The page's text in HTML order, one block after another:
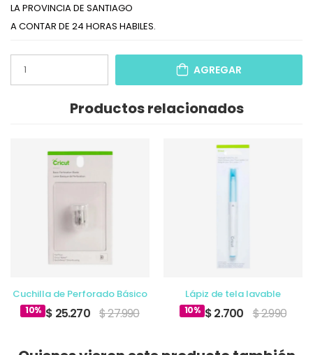
LA PROVINCIA DE SANTIAGO
A CONTAR DE 24 HORAS HABILES.
AGREGAR
Productos relacionados
Cuchilla de Perforado Básico
10% $ 25.270 $ 27.990
Lápiz de tela lavable
10% $ 2.700 $ 2.990